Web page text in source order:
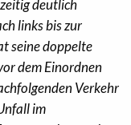
deutlich
links bis zur
seine doppelte
dem Einordnen
Verkehr
im